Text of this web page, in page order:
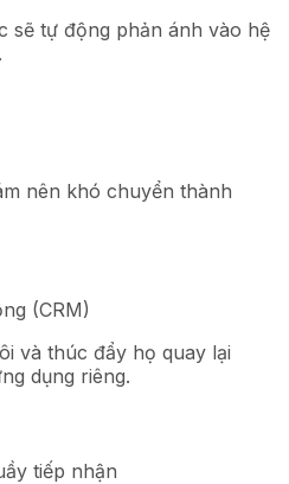
sẽ tự động phản ánh vào hệ
nên khó chuyển thành
(CRM)
và thúc đẩy họ quay lại
dụng riêng.
tiếp nhận